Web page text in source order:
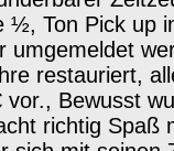
½, Ton Pick up
restauriert,
Bewusst
richtig Spaß